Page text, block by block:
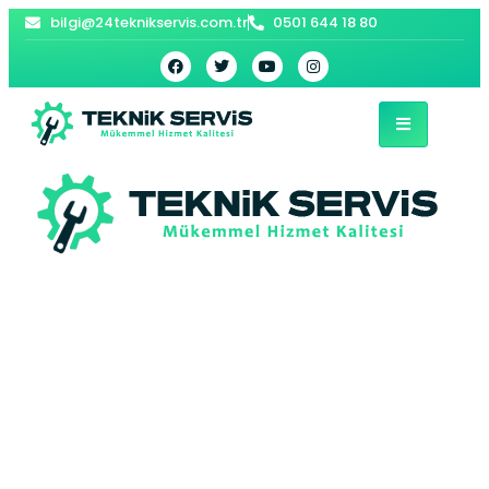
bilgi@24teknikservis.com.tr 0501 644 18 80